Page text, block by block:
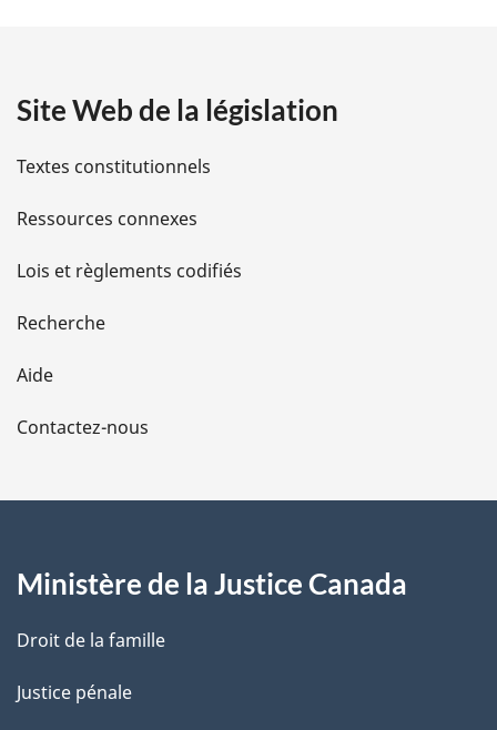
i
l
s
d
e
l
a
e
Site Web de la législation
Textes constitutionnels
Ressources connexes
Lois et règlements codifiés
Recherche
Aide
Contactez-nous
Ministère de la Justice Canada
Droit de la famille
Justice pénale